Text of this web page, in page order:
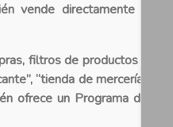
vende directamente a
filtros de productos y
“tienda de mercería”
ofrece un Programa de